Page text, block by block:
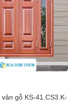
gỗ KS-41.CS3.K-